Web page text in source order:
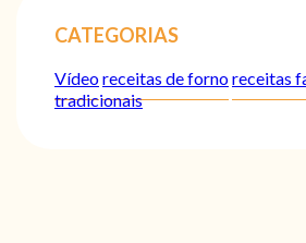
CATEGORIAS
Vídeoreceitas de fornoreceitas
tradicionais